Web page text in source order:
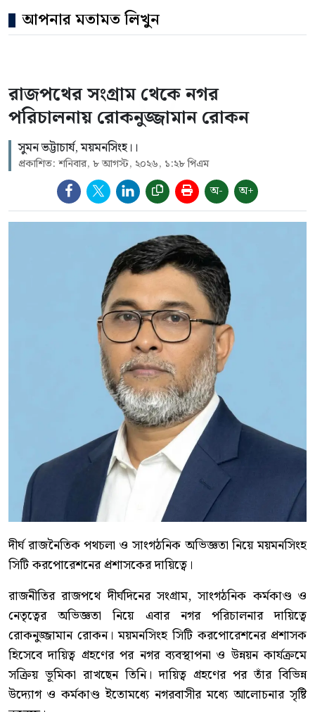
আপনার মতামত লিখুন
রাজপথের সংগ্রাম থেকে নগর
পরিচালনায় রোকনুজ্জামান রোকন
সুমন ভট্টাচার্য, ময়মনসিংহ।।
প্রকাশিত: শনিবার, ৮ আগস্ট, ২০২৬, ১:২৮ পিএম
অ- অ+
দীর্ঘ রাজনৈতিক পথচলা ও সাংগঠনিক অভিজ্ঞতা নিয়ে ময়মনসিংহ
সিটি করপোরেশনের প্রশাসকের দায়িত্বে।
রাজনীতির রাজপথে দীর্ঘদিনের সংগ্রাম, সাংগঠনিক কর্মকাণ্ড ও
নেতৃত্বের অভিজ্ঞতা নিয়ে এবার নগর পরিচালনার দায়িত্বে
রোকনুজ্জামান রোকন। ময়মনসিংহ সিটি করপোরেশনের প্রশাসক
হিসেবে দায়িত্ব গ্রহণের পর নগর ব্যবস্থাপনা ও উন্নয়ন কার্যক্রমে
সক্রিয় ভূমিকা রাখছেন তিনি। দায়িত্ব গ্রহণের পর তাঁর বিভিন্ন
উদ্যোগ ও কর্মকাণ্ড ইতোমধ্যে নগরবাসীর মধ্যে আলোচনার সৃষ্টি